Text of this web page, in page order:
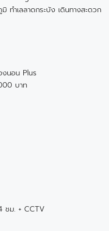
ทำเลลาดกระบัง เดินทางสะดวก
นอน Plus
บาท
ชม. + CCTV